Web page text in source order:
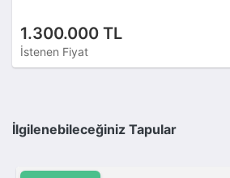
1.300.000 TL
İstenen Fiyat
İlgilenebileceğiniz Tapular